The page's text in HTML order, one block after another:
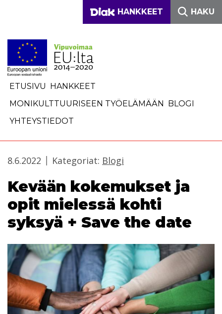
DIAKONIA-
HANKKEET HAKU
ETUSIVU HANKKEET
MONIKULTTUURISEEN TYÖELÄMÄÄN BLOGI
YHTEYSTIEDOT
8.6.2022 Kategoriat: Blogi
Kevään kokemukset ja
opit mielessä kohti
syksyä + Save the date